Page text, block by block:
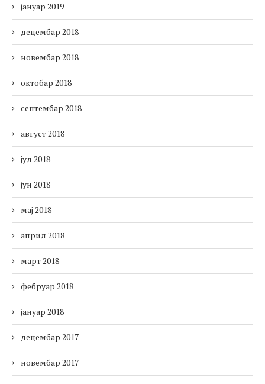
јануар 2019
децембар 2018
новембар 2018
октобар 2018
септембар 2018
август 2018
јул 2018
јун 2018
мај 2018
април 2018
март 2018
фебруар 2018
јануар 2018
децембар 2017
новембар 2017